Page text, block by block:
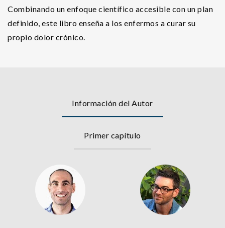
Combinando un enfoque científico accesible con un plan
definido, este libro enseña a los enfermos a curar su
propio dolor crónico.
Información del Autor
Primer capítulo